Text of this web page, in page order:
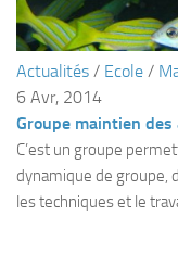
Initiateur
Moniteur
Organisation
Fosse
Sorties
Actualités / Ecole /
6 Avr, 2014
Groupe maintien des
C’est un groupe
dynamique de groupe,
les techniques et le